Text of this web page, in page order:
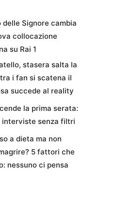
delle Signore cambia
collocazione
su Rai 1
stasera salta la
i fan si scatena il
succede al reality
la prima serata:
senza filtri
a dieta ma non
5 fattori che
nessuno ci pensa